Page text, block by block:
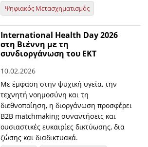
Ψηφιακός Μετασχηματισμός
International Health Day 2026
στη Βιέννη με τη
συνδιοργάνωση του ΕΚΤ
10.02.2026
Με έμφαση στην ψυχική υγεία, την
τεχνητή νοημοσύνη και τη
διεθνοποίηση, η διοργάνωση προσφέρει
B2B matchmaking συναντήσεις και
ουσιαστικές ευκαιρίες δικτύωσης, δια
ζώσης και διαδικτυακά.